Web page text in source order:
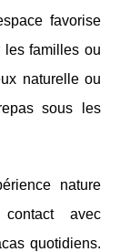
favorise
les familles ou
naturelle ou
sous les
nature
contact avec
quotidiens.